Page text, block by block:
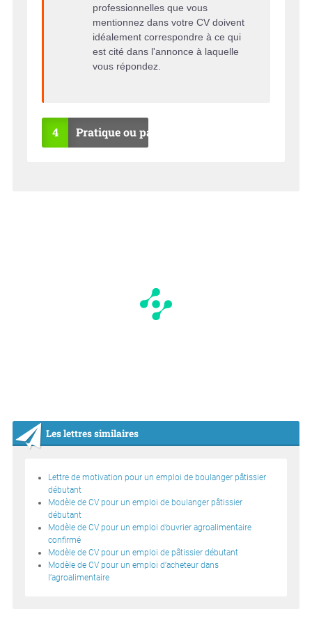
professionnelles que vous
mentionnez dans votre CV doivent
idéalement correspondre à ce qui
est cité dans l'annonce à laquelle
vous répondez.
4 Pratique ou pas ?
Les lettres similaires
Lettre de motivation pour un emploi de boulanger pâtissier
débutant
Modèle de CV pour un emploi de boulanger pâtissier
débutant
Modèle de CV pour un emploi d’ouvrier agroalimentaire
confirmé
Modèle de CV pour un emploi de pâtissier débutant
Modèle de CV pour un emploi d’acheteur dans
l’agroalimentaire